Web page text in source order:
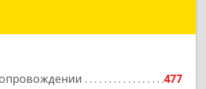
477
Хабаровский край, Хабаровск г,